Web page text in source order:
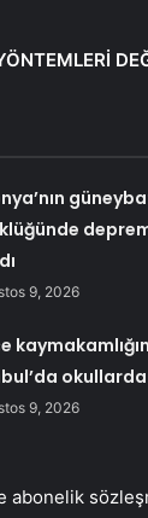
9, 2026
9, 2026